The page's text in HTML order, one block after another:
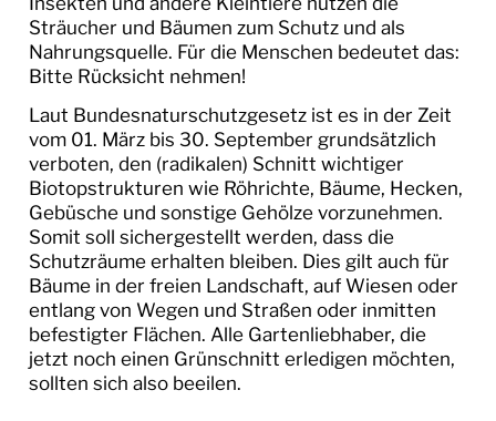
WIR IN LORSCH
BAUSTELLEN IN LORSCH
BAUSTELLENTAGEBUCH
REGENRÜCKHALTEBECKEN
BAUSTELLENTAGEBUCH
NIBELUNGENHALLE
BAUSTELLENTAGEBUCH PUMPWERK OST
AMTLICHE BEKANNTMACHUNGEN
Sträucher und Bäumen zum Schutz und als
Nahrungsquelle. Für die Menschen bedeutet das:
Bitte Rücksicht nehmen!
Laut Bundesnaturschutzgesetz ist es in der Zeit
vom 01. März bis 30. September grundsätzlich
verboten, den (radikalen) Schnitt wichtiger
Biotopstrukturen wie Röhrichte, Bäume, Hecken,
Gebüsche und sonstige Gehölze vorzunehmen.
Somit soll sichergestellt werden, dass die
Schutzräume erhalten bleiben. Dies gilt auch für
Bäume in der freien Landschaft, auf Wiesen oder
entlang von Wegen und Straßen oder inmitten
befestigter Flächen. Alle Gartenliebhaber, die
jetzt noch einen Grünschnitt erledigen möchten,
sollten sich also beeilen.